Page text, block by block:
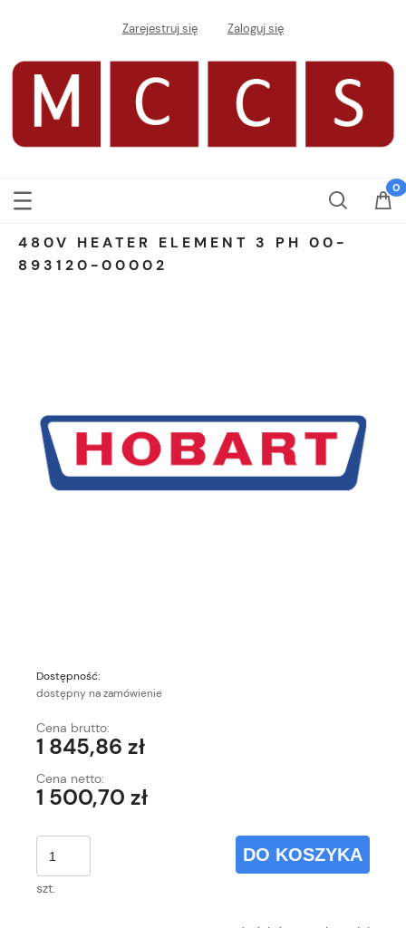
Zarejestruj się Zaloguj się
480V HEATER ELEMENT 3 PH 00-
893120-00002
Dostępność:
dostępny na zamówienie
Cena brutto:
1 845,86 zł
Cena netto:
1 500,70 zł
szt.
DO KOSZYKA